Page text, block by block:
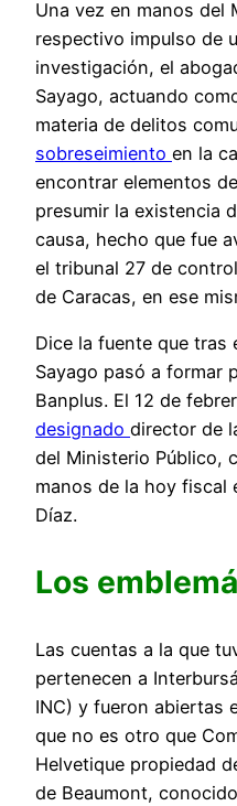
Una vez en manos del
respectivo impulso de
investigación, el
Sayago, actuando
materia de delitos
sobreseimiento en la
encontrar elementos
presumir la existencia
causa, hecho que fue
el tribunal 27 de
de Caracas, en ese
Dice la fuente que tras
Sayago pasó a formar
Banplus. El 12 de
designado director de
del Ministerio Público,
manos de la hoy fiscal
Díaz.
Los
Las cuentas a la que
pertenecen a
INC) y fueron abiertas
que no es otro que
Helvetique propiedad
de Beaumont,